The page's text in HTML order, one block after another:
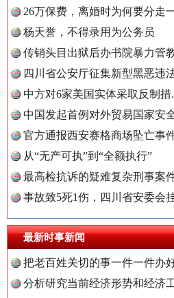
26万保费，离婚时为何要分走
杨天誉，不得录用为公务员
传销头目出狱后办书院暴力管
四川省公安厅征集新型黑恶违
中方对6家美国实体采取反制措
中国发起首例对外贸易国家安
官方通报西安赛格商场坠亡事
从“无产可执”到“全额执行”
最高检抗诉的疑难复杂刑事案
事故致5死1伤，四川省安委会
最新时事新闻
把老百姓关切的事一件一件办
分析研究当前经济形势和经济
中国全
中国公
红船起航处 潮起向未来
三年瞒报超千万 隐匿收入偷税